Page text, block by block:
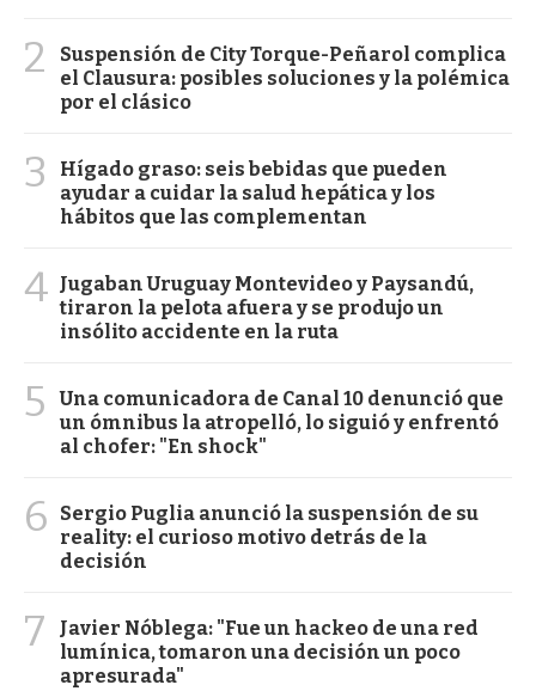
2
Suspensión de City Torque-Peñarol complica
el Clausura: posibles soluciones y la polémica
por el clásico
3
Hígado graso: seis bebidas que pueden
ayudar a cuidar la salud hepática y los
hábitos que las complementan
4 Jugaban Uruguay Montevideo y Paysandú,
tiraron la pelota afuera y se produjo un
insólito accidente en la ruta
5
Una comunicadora de Canal 10 denunció que
un ómnibus la atropelló, lo siguió y enfrentó
al chofer: "En shock"
6
Sergio Puglia anunció la suspensión de su
reality: el curioso motivo detrás de la
decisión
7
Javier Nóblega: "Fue un hackeo de una red
lumínica, tomaron una decisión un poco
apresurada"